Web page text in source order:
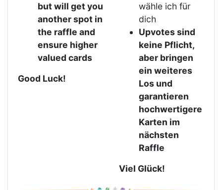
but will get you
another spot in
the raffle and
ensure higher
valued cards
Good Luck!
wähle ich für
dich
Upvotes sind
keine Pflicht,
aber bringen
ein weiteres
Los und
garantieren
hochwertigere
Karten im
nächsten
Raffle
Viel Glück!